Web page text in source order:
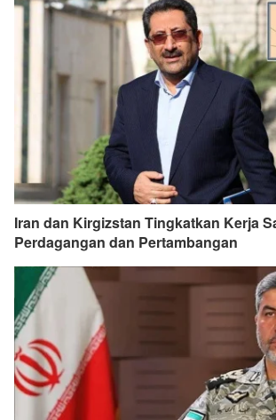
Iran dan Kirgizstan Tingkatkan Kerja
Perdagangan dan Pertambangan